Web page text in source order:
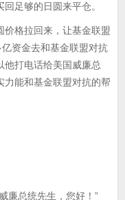
足够的日圆来平仓。
格拉回来，让基金联盟
资金去和基金联盟对抗
他打电话给美国威廉总
力能和基金联盟对抗的帮
总统先生，您好！”